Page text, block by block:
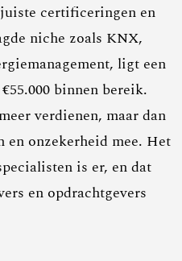
certificeringen en
niche zoals KNX,
ligt een
binnen bereik.
verdienen, maar dan
onzekerheid mee. Het
is er, en dat
en opdrachtgevers